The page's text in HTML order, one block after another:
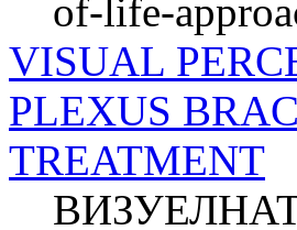
of-life-
VISUAL
PLEXUS
TREATMENT